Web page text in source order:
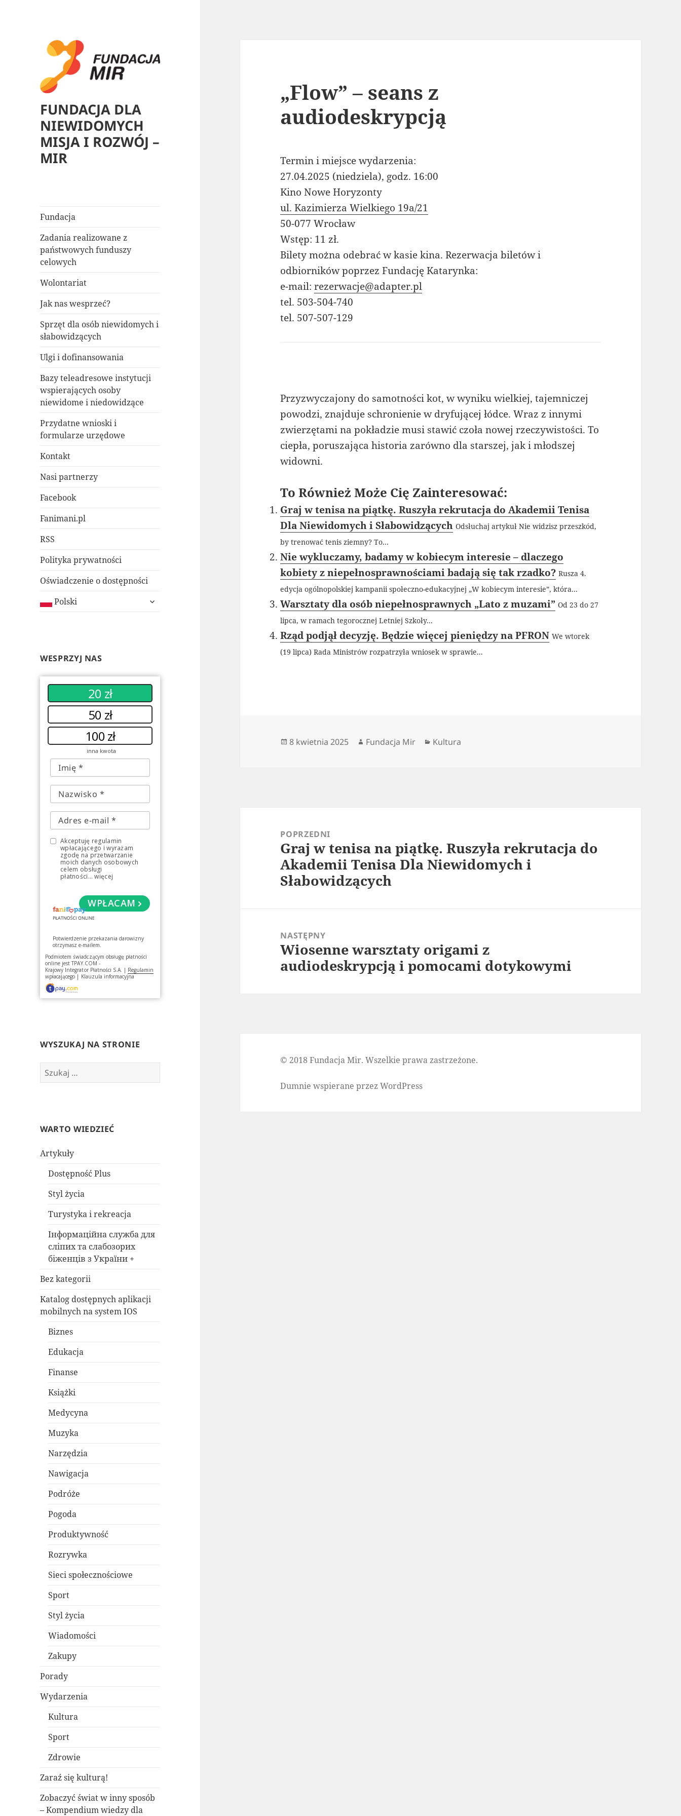
FUNDACJA DLA
NIEWIDOMYCH
MISJA I ROZWÓJ –
MIR
Fundacja
Zadania realizowane z
państwowych funduszy
celowych
Wolontariat
Jak nas wesprzeć?
Sprzęt dla osób niewidomych i
słabowidzących
Ulgi i dofinansowania
Bazy teleadresowe instytucji
wspierających osoby
niewidome i niedowidzące
Przydatne wnioski i
formularze urzędowe
Kontakt
Nasi partnerzy
Facebook
Fanimani.pl
RSS
Polityka prywatności
Oświadczenie o dostępności
Polski
rozwiń
WESPRZYJ NAS
20 zł
50 zł
100 zł
inna kwota
Akceptuję regulamin
wpłacającego i wyrażam
zgodę na przetwarzanie
moich danych osobowych
celem obsługi
płatności... więcej
WPŁACAM
Potwierdzenie przekazania darowizny
otrzymasz e-mailem.
Podmiotem świadczącym obsługę płatności
online jestTPAY.COM -
Krajowy Integrator Płatności S.A. | Regulamin
wpłacającego | Klauzula informacyjna
WYSZUKAJ NA STRONIE
Szukaj:
WARTO WIEDZIEĆ
Artykuły
Dostępność Plus
Styl życia
Turystyka i rekreacja
Інформаційна служба для
сліпих та слабозорих
біженців з України +
Bez kategorii
Katalog dostępnych aplikacji
mobilnych na system IOS
Biznes
Edukacja
Finanse
Książki
Medycyna
Muzyka
Narzędzia
Nawigacja
Podróże
Pogoda
Produktywność
Rozrywka
Sieci społecznościowe
Sport
Styl życia
Wiadomości
Zakupy
Porady
Wydarzenia
Kultura
Sport
Zdrowie
Zaraź się kulturą!
Zobaczyć świat w inny sposób
– Kompendium wiedzy dla
„Flow” – seans z
audiodeskrypcją
Termin i miejsce wydarzenia:
27.04.2025 (niedziela), godz. 16:00
Kino Nowe Horyzonty
ul. Kazimierza Wielkiego 19a/21
50-077 Wrocław
Wstęp: 11 zł.
Bilety można odebrać w kasie kina. Rezerwacja biletów i
odbiorników poprzez Fundację Katarynka:
e-mail:rezerwacje@adapter.pl
tel. 503-504-740
tel. 507-507-129
Przyzwyczajony do samotności kot, w wyniku wielkiej, tajemniczej
powodzi, znajduje schronienie w dryfującej łódce. Wraz z innymi
zwierzętami na pokładzie musi stawić czoła nowej rzeczywistości. To
ciepła, poruszająca historia zarówno dla starszej, jak i młodszej
widowni.
To Również Może Cię Zainteresować:
Graj w tenisa na piątkę. Ruszyła rekrutacja do Akademii Tenisa
Dla Niewidomych i Słabowidzących Odsłuchaj artykuł Nie widzisz przeszkód,
by trenować tenis ziemny? To...
Nie wykluczamy, badamy w kobiecym interesie – dlaczego
kobiety z niepełnosprawnościami badają się tak rzadko? Rusza 4.
edycja ogólnopolskiej kampanii społeczno-edukacyjnej „W kobiecym interesie”, która...
Warsztaty dla osób niepełnosprawnych „Lato z muzami” Od 23 do 27
lipca, w ramach tegorocznej Letniej Szkoły...
Rząd podjął decyzję. Będzie więcej pieniędzy na PFRON We wtorek
(19 lipca) Rada Ministrów rozpatrzyła wniosek w sprawie...
Data
8 kwietnia 2025 Autor
Fundacja Mir Kategorie
Kultura
POPRZEDNI
Poprzedni
wpis:
Graj w tenisa na piątkę. Ruszyła rekrutacja do
Akademii Tenisa Dla Niewidomych i
Słabowidzących
NASTĘPNY
Następny
wpis:
Wiosenne warsztaty origami z
audiodeskrypcją i pomocami dotykowymi
© 2018 Fundacja Mir. Wszelkie prawa zastrzeżone.
Dumnie wspierane przez WordPress